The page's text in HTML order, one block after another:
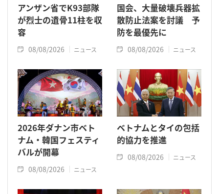
アンザン省でK93部隊
が烈士の遺骨11柱を収
容
08/08/2026 ニュース
国会、大量破壊兵器拡
散防止法案を討議 予
防を最優先に
08/08/2026 ニュース
2026年ダナン市ベト
ナム・韓国フェスティ
バルが開幕
08/08/2026 ニュース
ベトナムとタイの包括
的協力を推進
08/08/2026 ニュース